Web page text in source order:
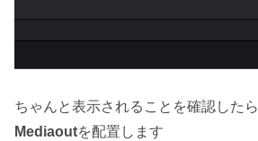
ちゃんと表示されることを確認したら
Mediaoutを配置します